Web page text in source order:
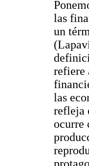
las
un
refiere
las
refleja
ocurre